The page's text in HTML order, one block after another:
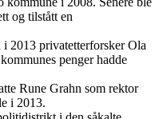
og tilstått en
2013 privatetterforsker Ola
penger hadde
Rune Grahn som rektor
i 2013.